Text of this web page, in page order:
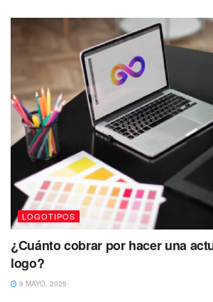
LOGOTIPOS
¿Cuánto cobrar por hacer una
logo?
9 MAYO, 2025